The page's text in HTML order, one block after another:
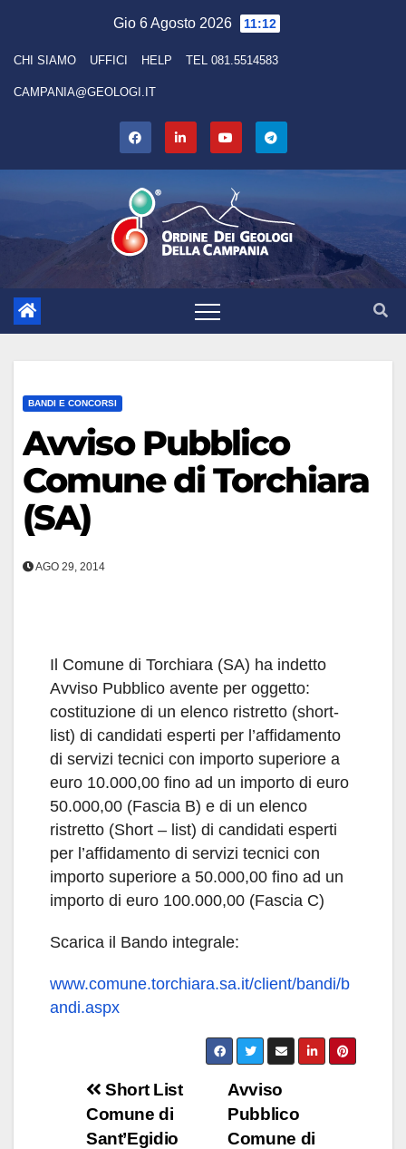
content
Gio 6 Agosto 2026 11:12
CHI SIAMO UFFICI HELP TEL 081.5514583
CAMPANIA@GEOLOGI.IT
BANDI E CONCORSI
Avviso Pubblico
Comune di Torchiara
(SA)
AGO 29, 2014
Il Comune di Torchiara (SA) ha indetto
Avviso Pubblico avente per oggetto:
costituzione di un elenco ristretto (short-
list) di candidati esperti per l’affidamento
di servizi tecnici con importo superiore a
euro 10.000,00 fino ad un importo di euro
50.000,00 (Fascia B) e di un elenco
ristretto (Short – list) di candidati esperti
per l’affidamento di servizi tecnici con
importo superiore a 50.000,00 fino ad un
importo di euro 100.000,00 (Fascia C)
Scarica il Bando integrale:
www.comune.torchiara.sa.it/client/bandi/b
andi.aspx
Navigazione
articoli
Avviso
Pubblico
Comune di
Short List
Comune di
Sant’Egidio